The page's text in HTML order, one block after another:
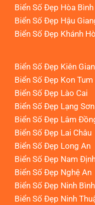
Biển Số Đẹp Hòa Bình
Biển Số Đẹp Hậu
Biển Số Đẹp Khánh
Biển Số Đẹp Kiên
Biển Số Đẹp Kon Tum
Biển Số Đẹp Lào Cai
Biển Số Đẹp Lạng Sơn
Biển Số Đẹp Lâm
Biển Số Đẹp Lai Châu
Biển Số Đẹp Long An
Biển Số Đẹp Nam
Biển Số Đẹp Nghệ An
Biển Số Đẹp Ninh Bình
Biển Số Đẹp Ninh